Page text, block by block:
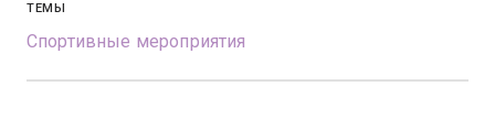
ТЕМЫ
Спортивные мероприятия